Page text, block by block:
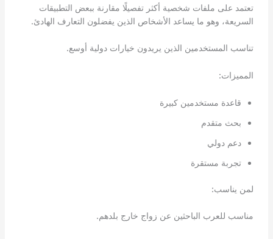
تعتمد على ملفات شخصية أكثر تفصيلًا مقارنة ببعض التطبيقات
السريعة، وهو ما يساعد الأشخاص الذين يفضلون التعارف الهادئ.
تناسب المستخدمين الذين يريدون خيارات دولية أوسع.
المميزات:
قاعدة مستخدمين كبيرة
بحث متقدم
دعم دولي
تجربة مستقرة
لمن يناسب:
مناسب للعرب الباحثين عن زواج خارج بلدهم.